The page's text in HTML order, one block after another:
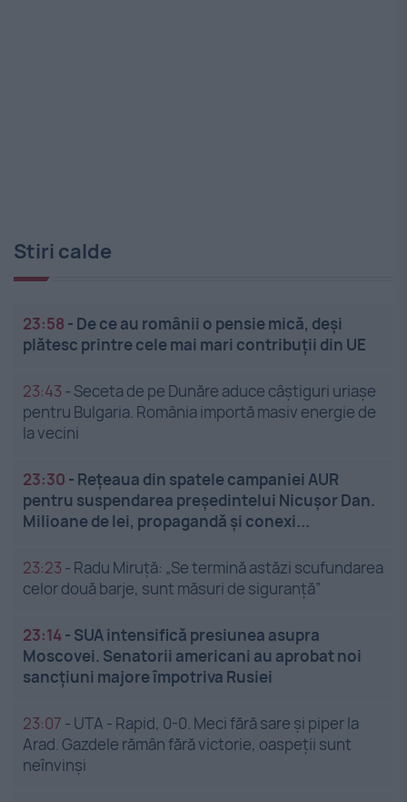
Stiri calde
23:58 - De ce au românii o pensie mică, deși
plătesc printre cele mai mari contribuții din UE
23:43 - Seceta de pe Dunăre aduce câștiguri uriașe
pentru Bulgaria. România importă masiv energie de
la vecini
23:30 - Rețeaua din spatele campaniei AUR
pentru suspendarea președintelui Nicușor Dan.
Milioane de lei, propagandă și conexi...
23:23 - Radu Miruță: „Se termină astăzi scufundarea
celor două barje, sunt măsuri de siguranţă”
23:14- SUA intensifică presiunea asupra
Moscovei. Senatorii americani au aprobat noi
sancțiuni majore împotriva Rusiei
23:07 - UTA - Rapid, 0-0. Meci fără sare și piper la
Arad. Gazdele rămân fără victorie, oaspeții sunt
neînvinși